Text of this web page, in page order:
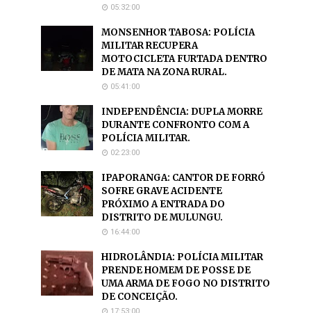
05:32:00
MONSENHOR TABOSA: POLÍCIA
MILITAR RECUPERA
MOTOCICLETA FURTADA DENTRO
DE MATA NA ZONA RURAL.
05:41:00
INDEPENDÊNCIA: DUPLA MORRE
DURANTE CONFRONTO COM A
POLÍCIA MILITAR.
02:23:00
IPAPORANGA: CANTOR DE FORRÓ
SOFRE GRAVE ACIDENTE
PRÓXIMO A ENTRADA DO
DISTRITO DE MULUNGU.
16:44:00
HIDROLÂNDIA: POLÍCIA MILITAR
PRENDE HOMEM DE POSSE DE
UMA ARMA DE FOGO NO DISTRITO
DE CONCEIÇÃO.